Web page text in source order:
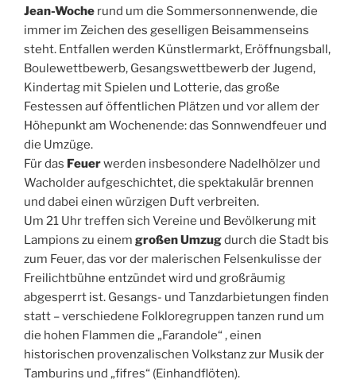
Jean-Woche rund um die Sommersonnenwende, die
immer im Zeichen des geselligen Beisammenseins
steht. Entfallen werden Künstlermarkt, Eröffnungsball,
Boulewettbewerb, Gesangswettbewerb der Jugend,
Kindertag mit Spielen und Lotterie, das große
Festessen auf öffentlichen Plätzen und vor allem der
Höhepunkt am Wochenende: das Sonnwendfeuer und
die Umzüge.
Für das Feuerwerden insbesondere Nadelhölzer und
Wacholder aufgeschichtet, die spektakulär brennen
und dabei einen würzigen Duft verbreiten.
Um 21 Uhr treffen sich Vereine und Bevölkerung mit
Lampions zu einem großen Umzugdurch die Stadt bis
zum Feuer, das vor der malerischen Felsenkulisse der
Freilichtbühne entzündet wird und großräumig
abgesperrt ist. Gesangs- und Tanzdarbietungen finden
statt – verschiedene Folkloregruppen tanzen rund um
die hohen Flammen die „Farandole“ , einen
historischen provenzalischen Volkstanz zur Musik der
Tamburins und „fifres“ (Einhandflöten).